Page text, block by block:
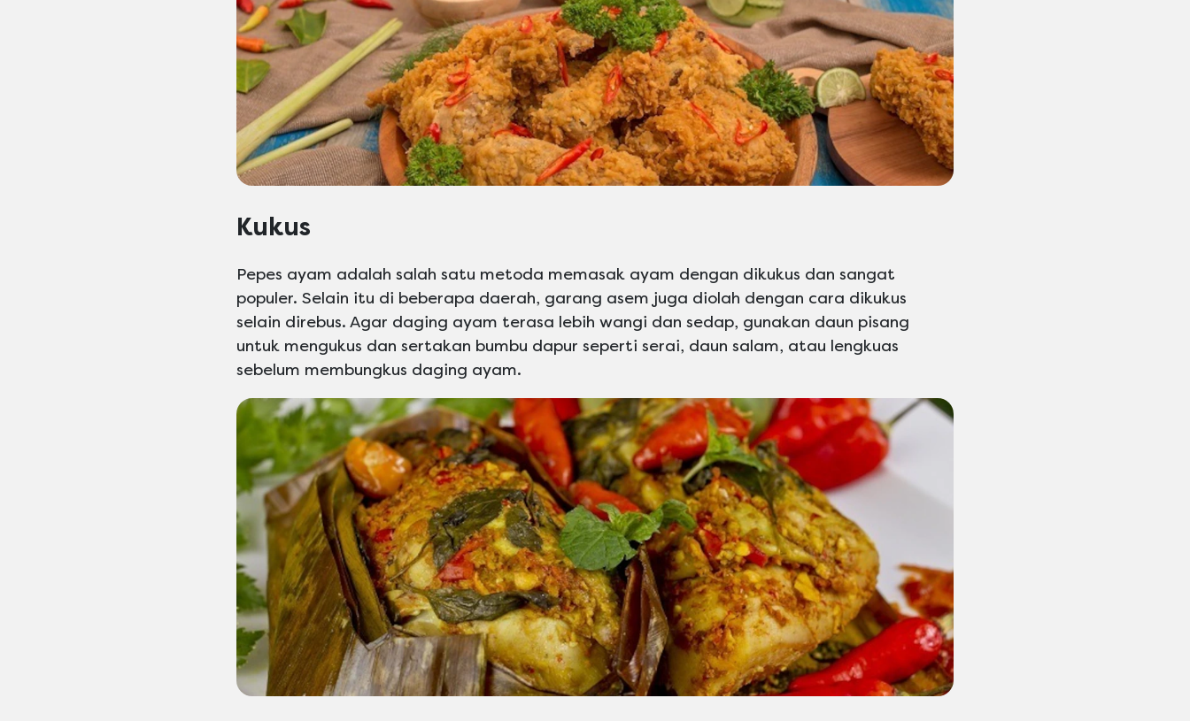
Kukus
Pepes ayam adalah salah satu metoda memasak ayam dengan dikukus dan sangat
populer. Selain itu di beberapa daerah, garang asem juga diolah dengan cara dikukus
selain direbus. Agar daging ayam terasa lebih wangi dan sedap, gunakan daun pisang
untuk mengukus dan sertakan bumbu dapur seperti serai, daun salam, atau lengkuas
sebelum membungkus daging ayam.